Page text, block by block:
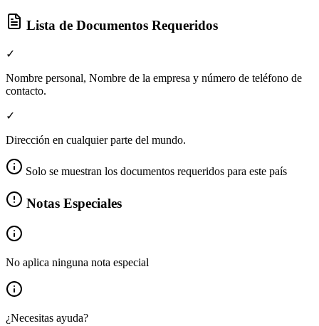
Lista de Documentos Requeridos
✓
Nombre personal, Nombre de la empresa y número de teléfono de
contacto.
✓
Dirección en cualquier parte del mundo.
Solo se muestran los documentos requeridos para este país
Notas Especiales
No aplica ninguna nota especial
¿Necesitas ayuda?